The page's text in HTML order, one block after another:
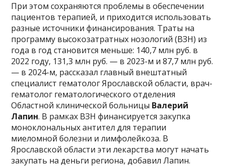
При этом сохраняются проблемы в обеспечении
пациентов терапией, и приходится использовать
разные источники финансирования. Траты на
программу высокозатратных нозологий (ВЗН) из
года в год становится меньше: 140,7 млн руб. в
2022 году, 131,3 млн руб. — в 2023-м и 87,7 млн руб.
— в 2024-м, рассказал главный внештатный
специалист гематолог Ярославской области, врач-
гематолог гематологического отделения
Областной клинической больницы Валерий
Лапин. В рамках ВЗН финансируется закупка
моноклональных антител для терапии
миеломной болезни и лимфолейкоза. В
Ярославской области эти лекарства могут начать
закупать на деньги региона, добавил Лапин.